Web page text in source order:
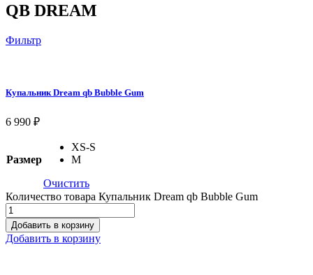
QB DREAM
Фильтр
Купальник Dream qb Bubble Gum
6 990 ₽
Размер
XS-S
M
Очистить
Количество товара Купальник Dream qb Bubble Gum
Добавить в корзину
Добавить в корзину